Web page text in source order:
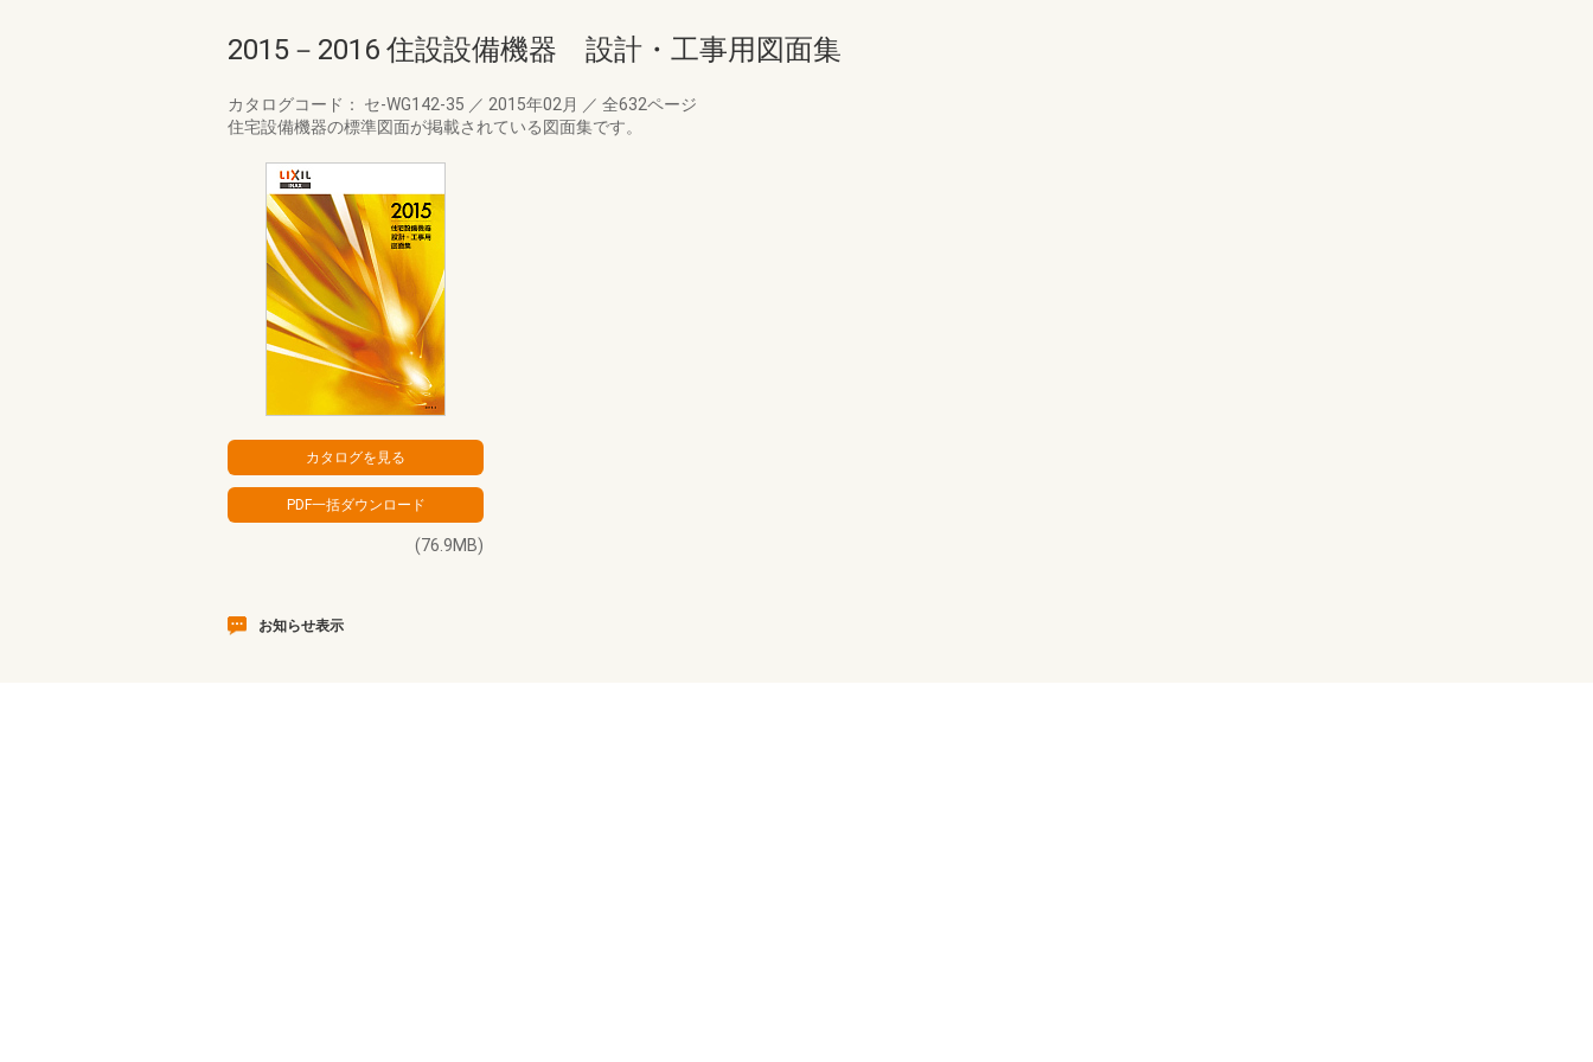
2015－2016 住設設備機器 設計・工事用図面集
カタログコード： セ-WG142-35 ／ 2015年02月 ／ 全632ページ
住宅設備機器の標準図面が掲載されている図面集です。
(76.9MB)
お知らせ表示